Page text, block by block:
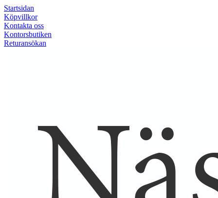
Startsidan
Köpvillkor
Kontakta oss
Kontorsbutiken
Returansökan